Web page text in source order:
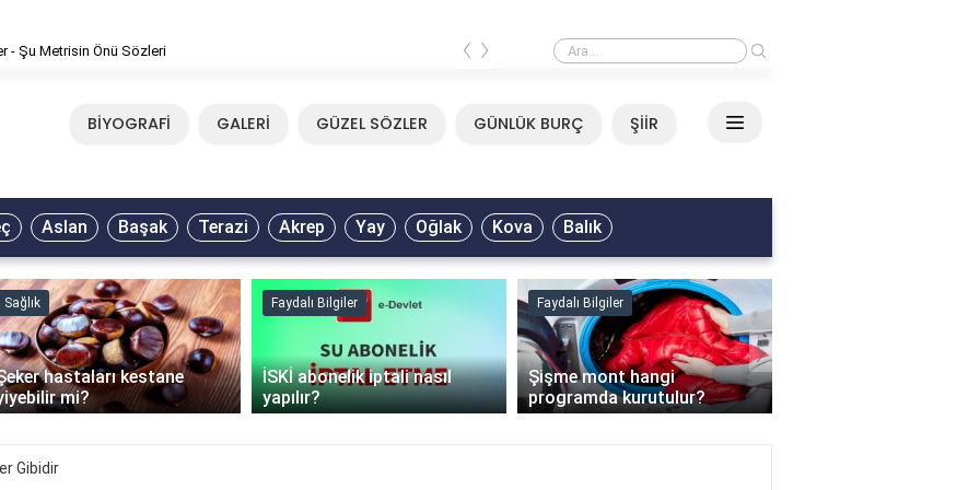
- Şu Metrisin Önü Sözleri Mirkelam - Tavla Sözleri
‹ ›
BİYOGRAFİ GALERİ GÜZEL SÖZLER GÜNLÜK BURÇ ŞİİR
Aslan Başak Terazi Akrep Yay Oğlak Kova Balık
Sağlık
hastaları kestane
mi?
Faydalı Bilgiler
İSKİ abonelik iptali nasıl
yapılır?
Faydalı Bilgiler
Şişme mont hangi
programda kurutulur?
›
Gibidir